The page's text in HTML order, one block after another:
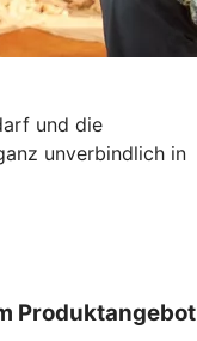
und die
unverbindlich in
Produktangebot